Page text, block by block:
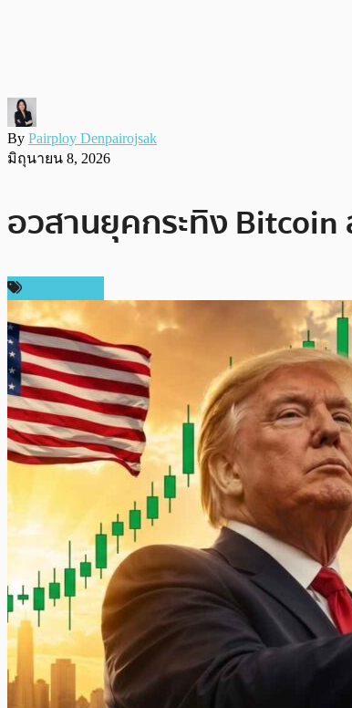
By Pairploy Denpairojsak
มิถุนายน 8, 2026
อวสานยุคกระทิง Bitcoin